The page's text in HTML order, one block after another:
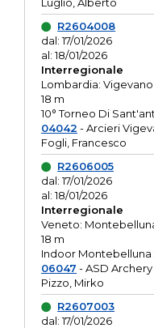
R2604008
dal: 17/01/2026
al: 18/01/2026
Interregionale
Lombardia: Vigevano
18 m
10° Torneo Di
04042 - Arcieri
Fogli, Francesco
R2606005
dal: 17/01/2026
al: 18/01/2026
Interregionale
Veneto:
18 m
Indoor Montebelluna
06047 - ASD
Pizzo, Mirko
R2607003
dal: 17/01/2026